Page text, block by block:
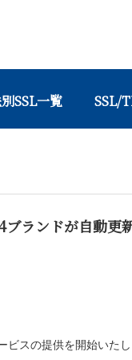
SSL一覧 SSL/
ランドが自動更
ビスの提供を開始いた